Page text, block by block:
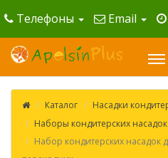
Телефоны Email
Каталог
Насадки
Наборы кондитерских насадок
Набор кондитерских насадок